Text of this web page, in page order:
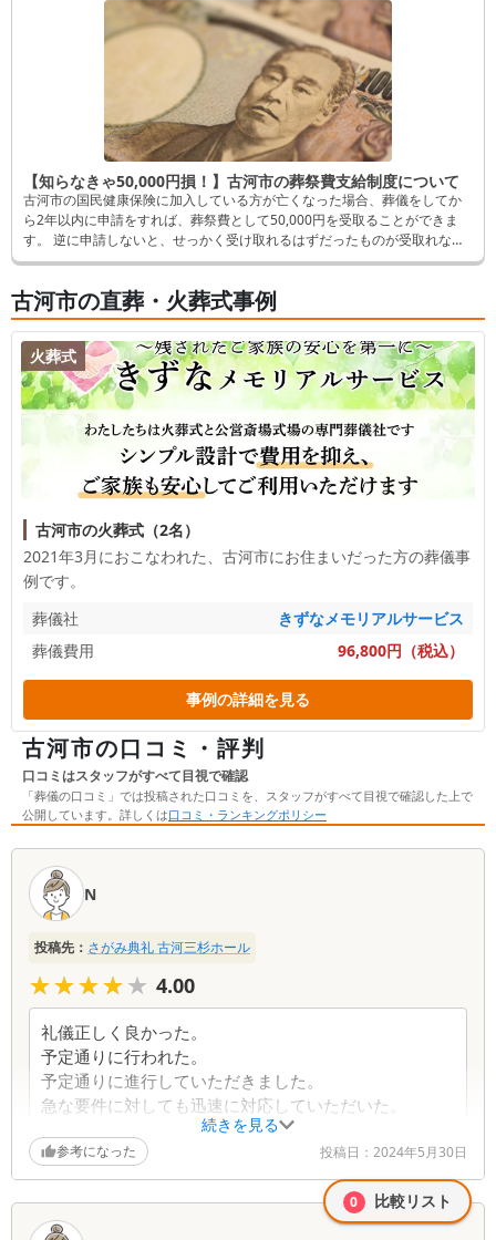
【知らなきゃ50,000円損！】古河市の葬祭費支給制度について
古河市の国民健康保険に加入している方が亡くなった場合、葬儀をしてか
ら2年以内に申請をすれば、葬祭費として50,000円を受取ることができま
す。 逆に申請しないと、せっかく受け取れるはずだったものが受取れなく
なってしまいます。 そんなことにならないよう、この記事では申請方法な
古河市の直葬・火葬式事例
火葬式
古河市の火葬式（2名）
2021年3月におこなわれた、 古河市にお住まいだった方の葬儀事
例です。
葬儀社
きずなメモリアルサービス
葬儀費用
96,800円（税込）
事例の詳細を見る
古河市の口コミ・評判
口コミはスタッフがすべて目視で確認
「葬儀の口コミ」では投稿された口コミを、スタッフがすべて目視で確認した上で
公開しています。詳しくは口コミ・ランキングポリシー
続きを見る
N
投稿先： さがみ典礼 古河三杉ホール
★★★★★
★★★★★ 4.00
礼儀正しく良かった。
予定通りに行われた。
予定通りに進行していただきました。
急な要件に対しても迅速に対応していただいた。
通夜は持帰り、告別式は火葬場にスタッフで問題あり
ません。
諸手続きをスムーズに対応していただいた。
会費でもあり信頼出来るから依頼する。
葬儀とは関係のない事ですが、家に人形等があり適当
参考になった 投稿日： 2024年5月30日
0 比較リスト